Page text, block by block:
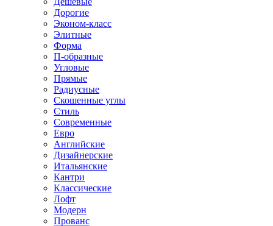
Дорогие
Эконом-класс
Элитные
Форма
П-образные
Угловые
Прямые
Радиусные
Скошенные углы
Стиль
Современные
Евро
Английские
Дизайнерские
Итальянские
Кантри
Классические
Лофт
Модерн
Прованс